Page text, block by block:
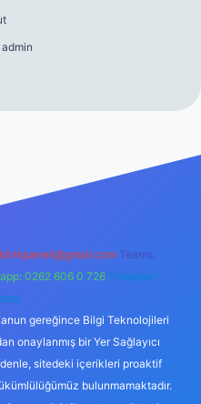
admin
Teams:
0262 606 0 726 Telegram:
gereğince Bilgi Teknolojileri
onaylanmış bir Yer Sağlayıcı
sitedeki içerikleri proaktif
bulunmamaktadır.